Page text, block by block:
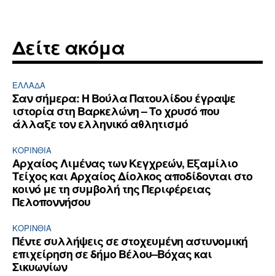
Δείτε ακόμα
ΕΛΛΆΔΑ
Σαν σήμερα: Η Βούλα Πατουλίδου έγραψε
ιστορία στη Βαρκελώνη – Το χρυσό που
άλλαξε τον ελληνικό αθλητισμό
ΚΟΡΙΝΘΊΑ
Αρχαίος Λιμένας των Κεγχρεών, Εξαμίλιο
Τείχος και Aρχαίος Δίολκος αποδίδονται στο
κοινό με τη συμβολή της Περιφέρειας
Πελοποννήσου
ΚΟΡΙΝΘΊΑ
Πέντε συλλήψεις σε στοχευμένη αστυνομική
επιχείρηση σε δήμο Βέλου–Βόχας και
Σικυωνίων